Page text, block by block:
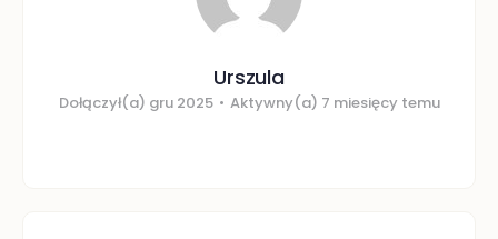
Urszula
Dołączył(a) gru 2025 • Aktywny(a) 7 miesięcy temu